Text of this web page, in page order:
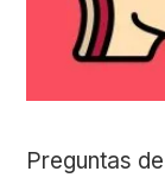
Preguntas